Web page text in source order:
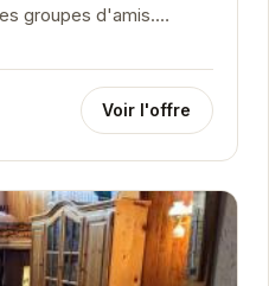
groupes d'amis.
est équipé pour...
Voir l'offre